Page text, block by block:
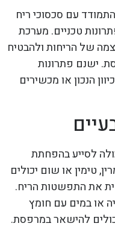
עם סכסוכי ריח
טכניים. מערכת
של הריחות ולהבטיח
ישנם פתרונות
הנכון או מכשירים
לסייע בהפחתת
טימין או שום יכולים
את התפשטות הריח.
או במים עם חומץ
להישאר במרפסת.